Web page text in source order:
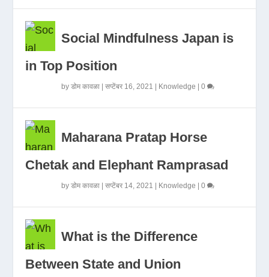
Social Mindfulness Japan is
in Top Position
byडोम कावळा |सप्टेंबर 16, 2021 Knowledge |0
Maharana Pratap Horse
Chetak and Elephant Ramprasad
byडोम कावळा |सप्टेंबर 14, 2021 Knowledge |0
What is the Difference
Between State and Union